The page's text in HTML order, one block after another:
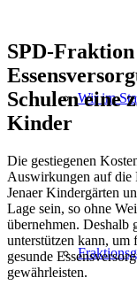
Wir im
SPD-
Schulen eine
Kinder
Die gestiegenen
Auswirkungen auf die
Jenaer Kindergärten
Lage sein, so ohne
übernehmen. Deshalb
unterstützen kann,
gesunde
gewährleisten.